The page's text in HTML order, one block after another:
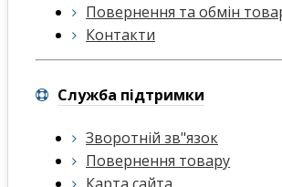
Повернення та обмін
Контакти
Служба підтримки
Зворотній зв"язок
Повернення товару